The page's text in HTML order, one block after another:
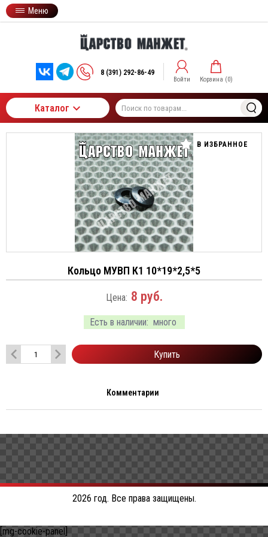
Меню
8 (391) 292-86-49
Войти Корзина (0)
Каталог
В ИЗБРАННОЕ
Кольцо МУВП К1 10*19*2,5*5
Есть в наличии: много
Цена: 8 руб.
Купить
Комментарии
2026 год. Все права защищены.
[mg-cookie-panel]